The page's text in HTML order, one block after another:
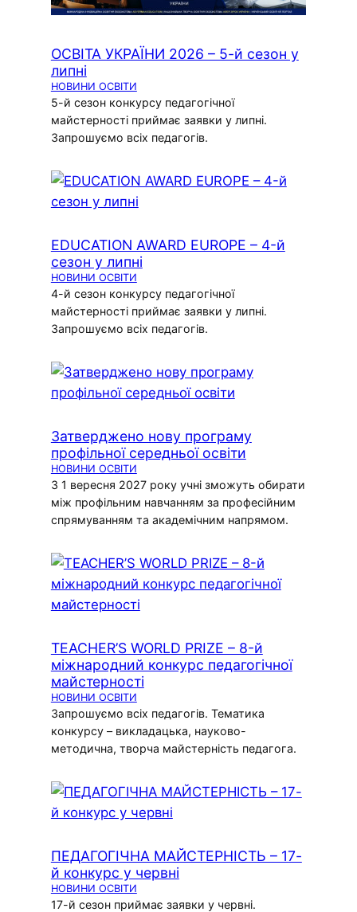
ОСВІТА УКРАЇНИ 2026 – 5-й сезон у
липні
НОВИНИ ОСВІТИ
5-й сезон конкурсу педагогічної
майстерності приймає заявки у липні.
Запрошуємо всіх педагогів.
EDUCATION AWARD EUROPE – 4-й
сезон у липні
НОВИНИ ОСВІТИ
4-й сезон конкурсу педагогічної
майстерності приймає заявки у липні.
Запрошуємо всіх педагогів.
Затверджено нову програму
профільної середньої освіти
НОВИНИ ОСВІТИ
З 1 вересня 2027 року учні зможуть обирати
між профільним навчанням за професійним
спрямуванням та академічним напрямом.
TEACHER’S WORLD PRIZE – 8-й
міжнародний конкурс педагогічної
майстерності
НОВИНИ ОСВІТИ
Запрошуємо всіх педагогів. Тематика
конкурсу – викладацька, науково-
методична, творча майстерність педагога.
ПЕДАГОГІЧНА МАЙСТЕРНІСТЬ – 17-
й конкурс у червні
НОВИНИ ОСВІТИ
17-й сезон приймає заявки у червні.